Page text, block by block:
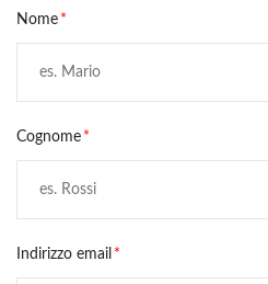
Nome
Cognome
Indirizzo email